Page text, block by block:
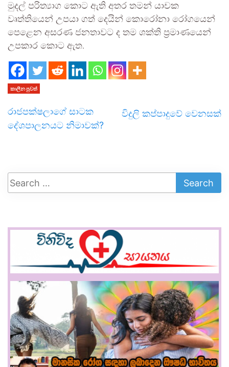
මුදල් පරිත්‍යාග කොට ඇති අතර තමන් යාචක
වෘත්තියෙන් උපයා ගත් දෙයින් කොරෝනා රෝගයෙන්
පෙළෙන අසරණ ජනතාවට ද තම ශක්ති ප්‍රමාණයෙන්
උපකාර කොට ඇත.
කාලීන පුවත්
රාජපක්ෂලාගේ සාටක
දේශපාලනයට නිමාවක්?
විදුලි කප්පාදුවේ වෙනසක්